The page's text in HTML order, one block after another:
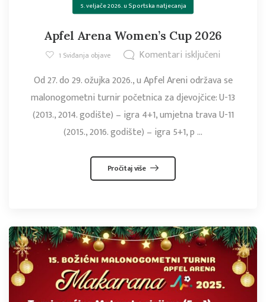
5. veljače 2026.u Sportska natjecanja
Apfel Arena Women’s Cup 2026
1 Sviđanja objave
Komentari isključeni
Od 27. do 29. ožujka 2026., u Apfel Areni održava se
malonogometni turnir početnica za djevojčice: U-13
(2013., 2014. godište) – igra 4+1, umjetna trava U-11
(2015., 2016. godište) – igra 5+1, p ...
Pročitaj više